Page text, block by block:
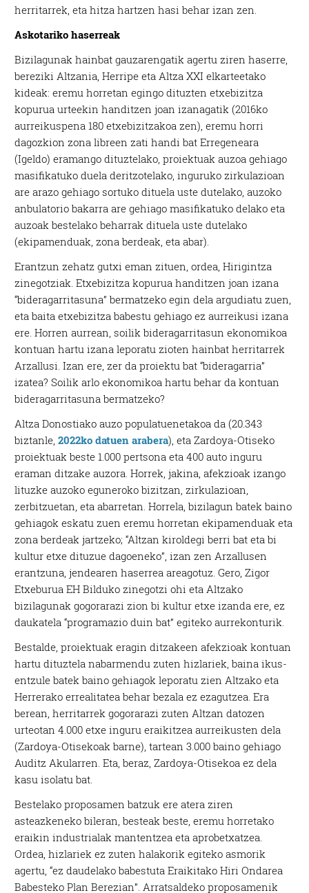
herritarrek, eta hitza hartzen hasi behar izan zen.
Askotariko haserreak
Bizilagunak hainbat gauzarengatik agertu ziren haserre,
bereziki Altzania, Herripe eta Altza XXI elkarteetako
kideak: eremu horretan egingo dituzten etxebizitza
kopurua urteekin handitzen joan izanagatik (2016ko
aurreikuspena 180 etxebizitzakoa zen), eremu horri
dagozkion zona libreen zati handi bat Erregeneara
(Igeldo) eramango dituztelako, proiektuak auzoa gehiago
masifikatuko duela deritzotelako, inguruko zirkulazioan
are arazo gehiago sortuko dituela uste dutelako, auzoko
anbulatorio bakarra are gehiago masifikatuko delako eta
auzoak bestelako beharrak dituela uste dutelako
(ekipamenduak, zona berdeak, eta abar).
Erantzun zehatz gutxi eman zituen, ordea, Hirigintza
zinegotziak. Etxebizitza kopurua handitzen joan izana
“bideragarritasuna” bermatzeko egin dela argudiatu zuen,
eta baita etxebizitza babestu gehiago ez aurreikusi izana
ere. Horren aurrean, soilik bideragarritasun ekonomikoa
kontuan hartu izana leporatu zioten hainbat herritarrek
Arzallusi. Izan ere, zer da proiektu bat “bideragarria”
izatea? Soilik arlo ekonomikoa hartu behar da kontuan
bideragarritasuna bermatzeko?
Altza Donostiako auzo populatuenetakoa da (20.343
biztanle,2022ko datuen arabera), eta Zardoya-Otiseko
proiektuak beste 1.000 pertsona eta 400 auto inguru
eraman ditzake auzora. Horrek, jakina, afekzioak izango
lituzke auzoko eguneroko bizitzan, zirkulazioan,
zerbitzuetan, eta abarretan. Horrela, bizilagun batek baino
gehiagok eskatu zuen eremu horretan ekipamenduak eta
zona berdeak jartzeko; “Altzan kiroldegi berri bat eta bi
kultur etxe dituzue dagoeneko”, izan zen Arzallusen
erantzuna, jendearen haserrea areagotuz. Gero, Zigor
Etxeburua EH Bilduko zinegotzi ohi eta Altzako
bizilagunak gogorarazi zion bi kultur etxe izanda ere, ez
daukatela “programazio duin bat” egiteko aurrekonturik.
Bestalde, proiektuak eragin ditzakeen afekzioak kontuan
hartu dituztela nabarmendu zuten hizlariek, baina ikus-
entzule batek baino gehiagok leporatu zien Altzako eta
Herrerako errealitatea behar bezala ez ezagutzea. Era
berean, herritarrek gogorarazi zuten Altzan datozen
urteotan 4.000 etxe inguru eraikitzea aurreikusten dela
(Zardoya-Otisekoak barne), tartean 3.000 baino gehiago
Auditz Akularren. Eta, beraz, Zardoya-Otisekoa ez dela
kasu isolatu bat.
Bestelako proposamen batzuk ere atera ziren
asteazkeneko bileran, besteak beste, eremu horretako
eraikin industrialak mantentzea eta aprobetxatzea.
Ordea, hizlariek ez zuten halakorik egiteko asmorik
agertu, “ez daudelako babestuta Eraikitako Hiri Ondarea
Babesteko Plan Berezian”. Arratsaldeko proposamenik